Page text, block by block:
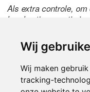
Wij
Wij maken
tracking-
Als extra controle,
handmatige reactie is,
de code te wijzigen.